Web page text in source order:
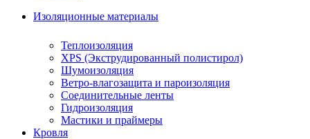
Изоляционные материалы
Теплоизоляция
XPS (Экструдированный полистирол)
Шумоизоляция
Ветро-влагозащита и пароизоляция
Соединительные ленты
Гидроизоляция
Мастики и праймеры
Кровля